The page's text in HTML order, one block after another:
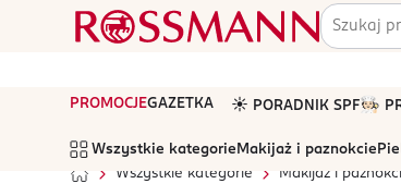
PROMOCJEGAZETKA ☀️ PORADNIK SPF
Wszystkie kategorie Makijaż i paznokcie
Wszystkie kategorie
Makijaż i